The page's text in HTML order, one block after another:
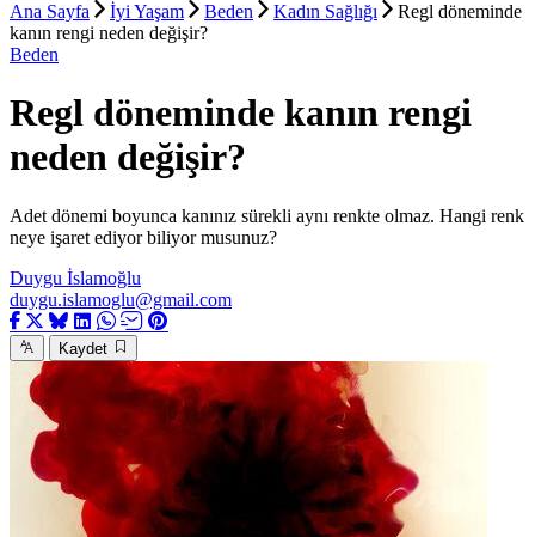
Ana Sayfa İyi Yaşam Beden Kadın Sağlığı
Regl döneminde
kanın rengi neden değişir?
Beden
Regl döneminde kanın rengi
neden değişir?
Adet dönemi boyunca kanınız sürekli aynı renkte olmaz. Hangi renk
neye işaret ediyor biliyor musunuz?
Duygu İslamoğlu
duygu.islamoglu@gmail.com
Kaydet